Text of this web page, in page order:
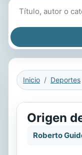
Inicio Deportes
Origen
Roberto